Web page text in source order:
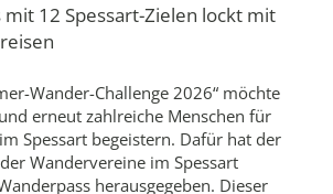
mit 12 Spessart-Zielen lockt mit
Wander-Challenge 2026“ möchte
erneut zahlreiche Menschen für
Spessart begeistern. Dafür hat der
Wandervereine im Spessart
herausgegeben. Dieser